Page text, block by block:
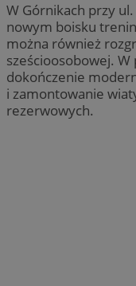
W Górnikach przy
nowym boisku
można również
sześcioosobowej.
dokończenie
i zamontowanie
rezerwowych.